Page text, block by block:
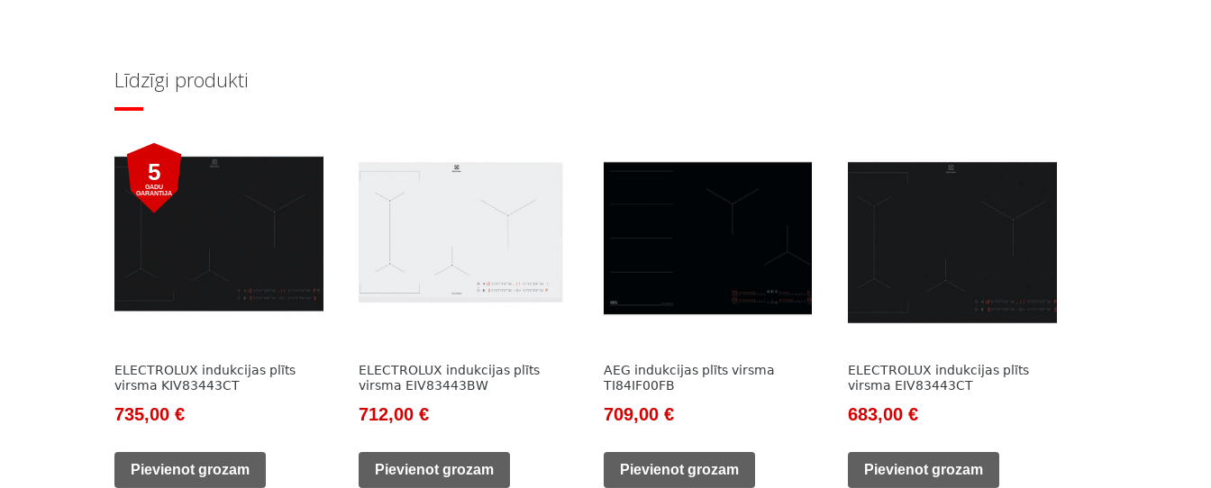
Līdzīgi produkti
5
GADU
GARANTIJA
ELECTROLUX indukcijas plīts
virsma KIV83443CT
Original
was:
735,00 €Current
is:
Pievienot grozam
ELECTROLUX indukcijas plīts
virsma EIV83443BW
Original
was:
712,00€Current
is:
Pievienot grozam
AEG indukcijas plīts virsma
TI84IF00FB
Original
was:
709,00 €Current
is:
Pievienot grozam
ELECTROLUX indukcijas plīts
virsma EIV83443CT
Original
was:
683,00€Current
is:
Pievienot grozam